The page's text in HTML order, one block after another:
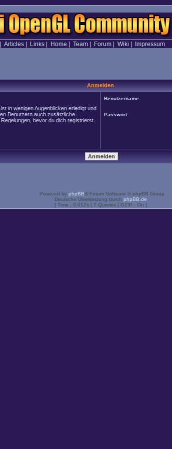
Articles| Links| Home Team| Forum| Wiki Impressum
Anmelden
in wenigen Augenblicken erledigt und
Benutzern auch zusätzliche
bevor du dich registrierst.
Benutzername:
Passwort:
Powered by phpBB® Forum Software © phpBB Group
Deutsche Übersetzung durch phpBB.de
[ Time : 0.012s | 7 Queries | GZIP : On ]